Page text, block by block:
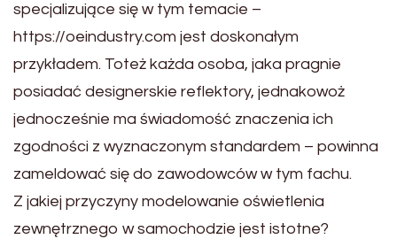
specjalizujące się w tym temacie –
https://oeindustry.com jest doskonałym
przykładem. Toteż każda osoba, jaka pragnie
posiadać designerskie reflektory, jednakowoż
jednocześnie ma świadomość znaczenia ich
zgodności z wyznaczonym standardem – powinna
zameldować się do zawodowców w tym fachu.
Z jakiej przyczyny modelowanie oświetlenia
zewnętrznego w samochodzie jest istotne?